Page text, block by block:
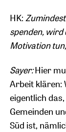
HK:
spenden, wird
Motivation
Sayer:Hier
Arbeit klären:
eigentlich
Gemeinden
Süd ist,